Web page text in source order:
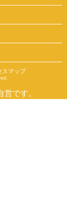
スマップ
です。